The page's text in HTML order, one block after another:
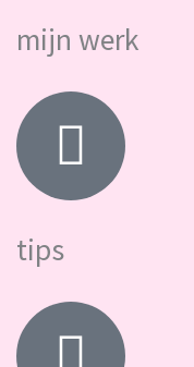
mijn werk
tips